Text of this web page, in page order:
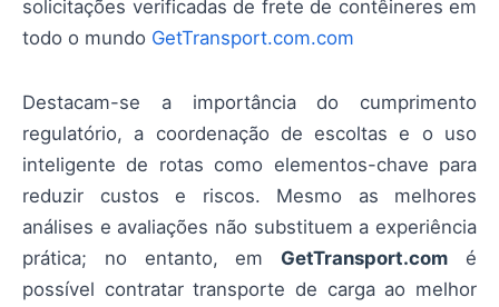
solicitações verificadas de frete de contêineres em
todo o mundo GetTransport.com.com
Destacam-se a importância do cumprimento
regulatório, a coordenação de escoltas e o uso
inteligente de rotas como elementos-chave para
reduzir custos e riscos. Mesmo as melhores
análises e avaliações não substituem a experiência
prática; no entanto, em GetTransport.com é
possível contratar transporte de carga ao melhor